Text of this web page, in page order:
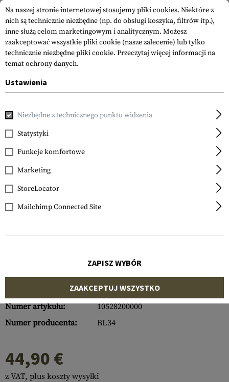
Vortex Optics
Bubble Level 34mm
Tube
Numer artykułu:
10528200000
Numer producenta:
BL34
44,90 €
z VAT, plus koszty wysyłki
Na naszej stronie internetowej stosujemy pliki cookies. Niektóre z
nich są technicznie niezbędne (np. do obsługi koszyka, filtrów itp.),
inne służą celom marketingowym i analitycznym. Możesz
zaakceptować wszystkie pliki cookie (nasze zalecenie) lub tylko
technicznie niezbędne pliki cookie. Przeczytaj więcej informacji na
temat ochrony danych.
Ustawienia
Niezbędne z technicznego punktu widzenia
Statystyki
Funkcje komfortowe
Marketing
StoreLocator
Mailchimp Connected Site
ZAPISZ WYBÓR
ZAAKCEPTUJ WSZYSTKO